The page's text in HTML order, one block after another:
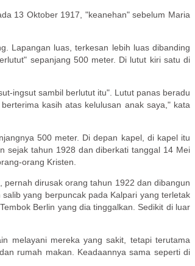
13 Oktober 1917, "keanehan" sebelum Maria
Lapangan luas, terkesan lebih luas dibanding
sepanjang 500 meter. Di lutut kiri satu di
ingsut sambil berlutut itu". Lutut panas beradu
kasih atas kelulusan anak saya," kata
500 meter. Di depan kapel, di kapel itu
sejak tahun 1928 dan diberkati tanggal 14 Mei
orang Kristen.
dirusak orang tahun 1922 dan dibangun
yang berpuncak pada Kalpari yang terletak
Berlin yang dia tinggalkan. Sedikit di luar
melayani mereka yang sakit, tetapi terutama
rumah makan. Keadaannya sama seperti di